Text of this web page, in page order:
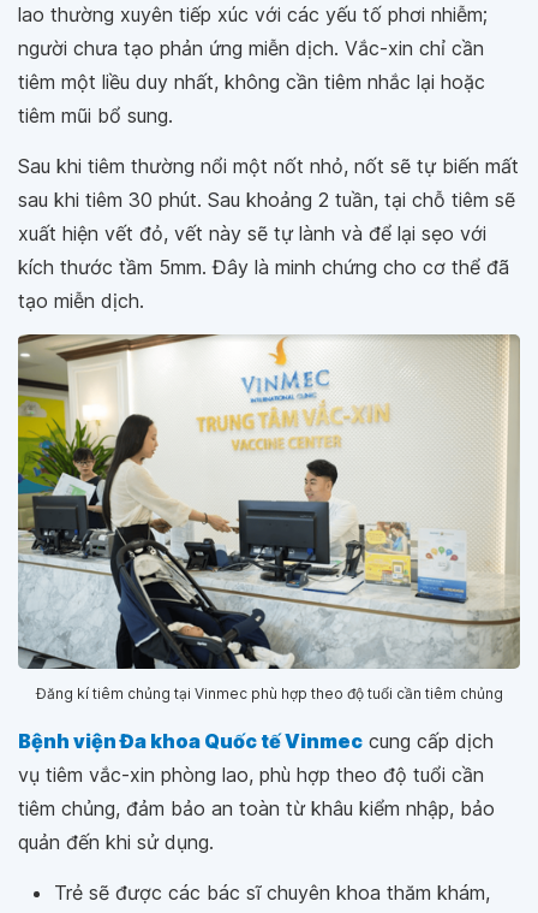
lao thường xuyên tiếp xúc với các yếu tố phơi nhiễm;
người chưa tạo phản ứng miễn dịch. Vắc-xin chỉ cần
tiêm một liều duy nhất, không cần tiêm nhắc lại hoặc
tiêm mũi bổ sung.
Sau khi tiêm thường nổi một nốt nhỏ, nốt sẽ tự biến mất
sau khi tiêm 30 phút. Sau khoảng 2 tuần, tại chỗ tiêm sẽ
xuất hiện vết đỏ, vết này sẽ tự lành và để lại sẹo với
kích thước tầm 5mm. Đây là minh chứng cho cơ thể đã
tạo miễn dịch.
Đăng kí tiêm chủng tại Vinmec phù hợp theo độ tuổi cần tiêm chủng
Bệnh viện Đa khoa Quốc tế Vinmec cung cấp dịch
vụ tiêm vắc-xin phòng lao, phù hợp theo độ tuổi cần
tiêm chủng, đảm bảo an toàn từ khâu kiểm nhập, bảo
quản đến khi sử dụng.
Trẻ sẽ được các bác sĩ chuyên khoa thăm khám,